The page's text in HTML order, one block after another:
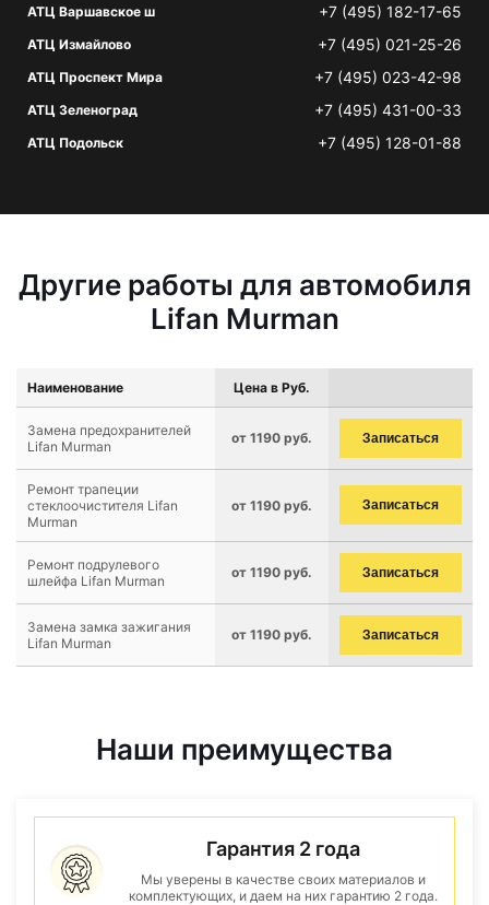
АТЦ Варшавское ш +7 (495) 182-17-65
АТЦ Измайлово +7 (495) 021-25-26
АТЦ Проспект Мира +7 (495) 023-42-98
АТЦ Зеленоград +7 (495) 431-00-33
АТЦ Подольск +7 (495) 128-01-88
Другие работы для автомобиля
Lifan Murman
Наименование Цена в Руб.
Замена предохранителей
Lifan Murman
от 1190 руб. Записаться
Ремонт трапеции
стеклоочистителя Lifan
Murman
от 1190 руб. Записаться
Ремонт подрулевого
шлейфа Lifan Murman
от 1190 руб. Записаться
Замена замка зажигания
Lifan Murman
от 1190 руб. Записаться
Наши преимущества
Гарантия 2 года
Мы уверены в качестве своих материалов и
комплектующих, и даем на них гарантию 2 года.